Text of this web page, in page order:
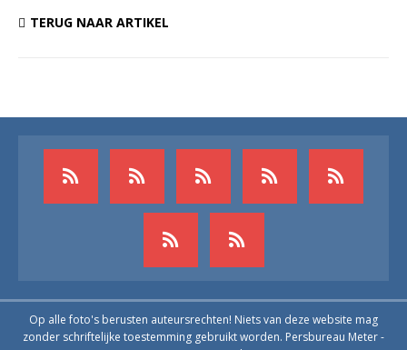
TERUG NAAR ARTIKEL
Op alle foto's berusten auteursrechten! Niets van deze website mag
zonder schriftelijke toestemming gebruikt worden. Persbureau Meter -